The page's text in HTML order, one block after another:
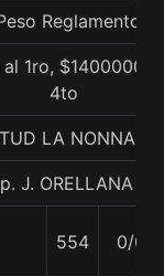
Reglamento
al 1ro, $1400000
4to
LA NONNA
J. ORELLANA R.
554 0/0